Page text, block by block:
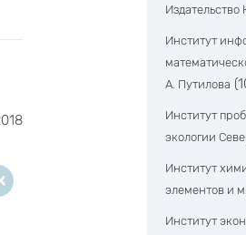
Институт
А. Путилова
Институт
экологии
Институт
элементов и
Институт